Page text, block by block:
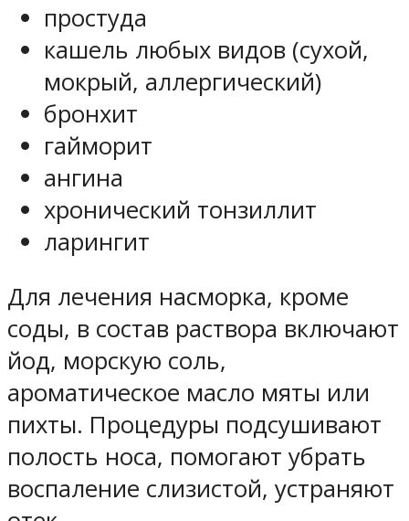
простуда
кашель любых видов (сухой,
мокрый, аллергический)
бронхит
гайморит
ангина
хронический тонзиллит
ларингит
Для лечения насморка, кроме
соды, в состав раствора включают
йод, морскую соль,
ароматическое масло мяты или
пихты. Процедуры подсушивают
полость носа, помогают убрать
воспаление слизистой, устраняют